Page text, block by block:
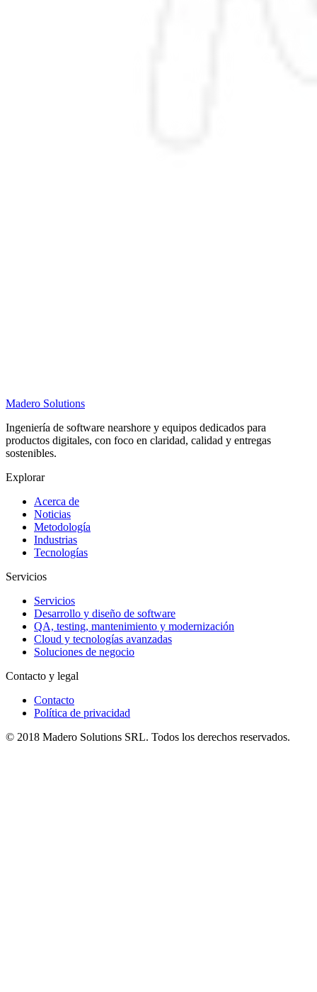
Madero Solutions
Ingeniería de software nearshore y equipos dedicados para
productos digitales, con foco en claridad, calidad y entregas
sostenibles.
Explorar
Acerca de
Noticias
Metodología
Industrias
Tecnologías
Servicios
Servicios
Desarrollo y diseño de software
QA, testing, mantenimiento y modernización
Cloud y tecnologías avanzadas
Soluciones de negocio
Contacto y legal
Contacto
Política de privacidad
© 2018 Madero Solutions SRL. Todos los derechos reservados.